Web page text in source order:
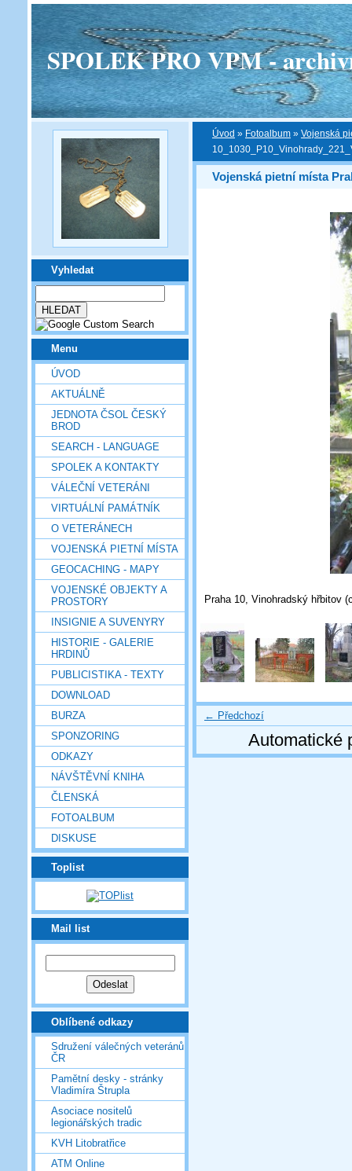
SPOLEK PRO VPM -
Vyhledat
Menu
ÚVOD
AKTUÁLNĚ
JEDNOTA ČSOL ČESKÝ
BROD
SEARCH - LANGUAGE
SPOLEK A KONTAKTY
VÁLEČNÍ VETERÁNI
VIRTUÁLNÍ PAMÁTNÍK
O VETERÁNECH
VOJENSKÁ PIETNÍ MÍSTA
GEOCACHING - MAPY
VOJENSKÉ OBJEKTY A
PROSTORY
INSIGNIE A SUVENYRY
HISTORIE - GALERIE
HRDINŮ
PUBLICISTIKA - TEXTY
DOWNLOAD
BURZA
SPONZORING
ODKAZY
NÁVŠTĚVNÍ KNIHA
ČLENSKÁ
FOTOALBUM
DISKUSE
Toplist
Mail list
Oblíbené odkazy
Sdružení válečných veteránů
ČR
Pamětní desky - stránky
Vladimíra Štrupla
Asociace nositelů
legionářských tradic
KVH Litobratřice
ATM Online
Úvod » Fotoalbum » Vojenská
Vojenská pietní místa
Praha 10, Vinohradský hřbitov
← Předchozí
Automatické